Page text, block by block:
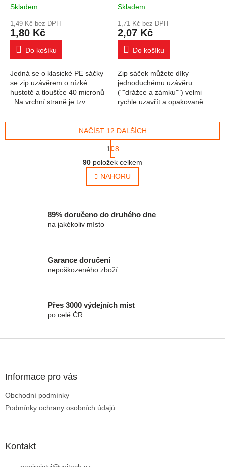
Skladem
1,49 Kč bez DPH
1,80 Kč
Do košíku
Jedná se o klasické PE sáčky
se zip uzávěrem o nízké
hustotě a tloušťce 40 micronů
. Na vrchní straně je tzv.
do sáčku, stačí přejet po
Skladem
1,71 Kč bez DPH
2,07 Kč
Do košíku
Zip sáček můžete díky
jednoduchému uzávěru
(""drážce a zámku"") velmi
rychle uzavřít a opakovaně
na uchování drobných
předmětů: mince,...
Ovládací prvky výpisu
NAČÍST 12 DALŠÍCH
1
8
90 položek celkem
NAHORU
89% doručeno do druhého dne
na jakékoliv místo
Garance doručení
nepoškozeného zboží
Přes 3000 výdejních míst
po celé ČR
Informace pro vás
Obchodní podmínky
Podmínky ochrany osobních údajů
Kontakt